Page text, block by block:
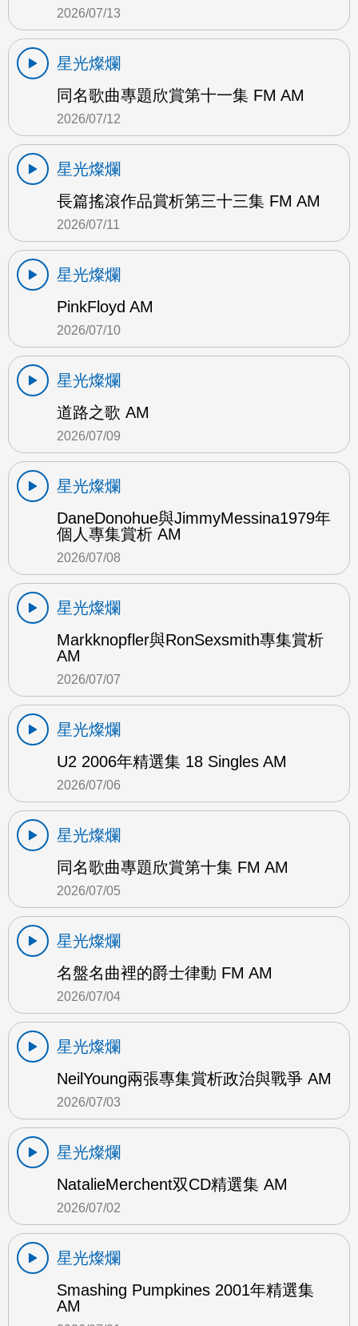
2026/07/13
星光燦爛
同名歌曲專題欣賞第十一集 FM AM
2026/07/12
星光燦爛
長篇搖滾作品賞析第三十三集 FM AM
2026/07/11
星光燦爛
PinkFloyd AM
2026/07/10
星光燦爛
道路之歌 AM
2026/07/09
星光燦爛
DaneDonohue與JimmyMessina1979年
個人專集賞析 AM
2026/07/08
星光燦爛
Markknopfler與RonSexsmith專集賞析
AM
2026/07/07
星光燦爛
U2 2006年精選集 18 Singles AM
2026/07/06
星光燦爛
同名歌曲專題欣賞第十集 FM AM
2026/07/05
星光燦爛
名盤名曲裡的爵士律動 FM AM
2026/07/04
星光燦爛
NeilYoung兩張專集賞析政治與戰爭 AM
2026/07/03
星光燦爛
NatalieMerchent双CD精選集 AM
2026/07/02
星光燦爛
Smashing Pumpkines 2001年精選集
AM